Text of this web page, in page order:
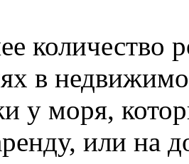
количество
в
у моря,
или на